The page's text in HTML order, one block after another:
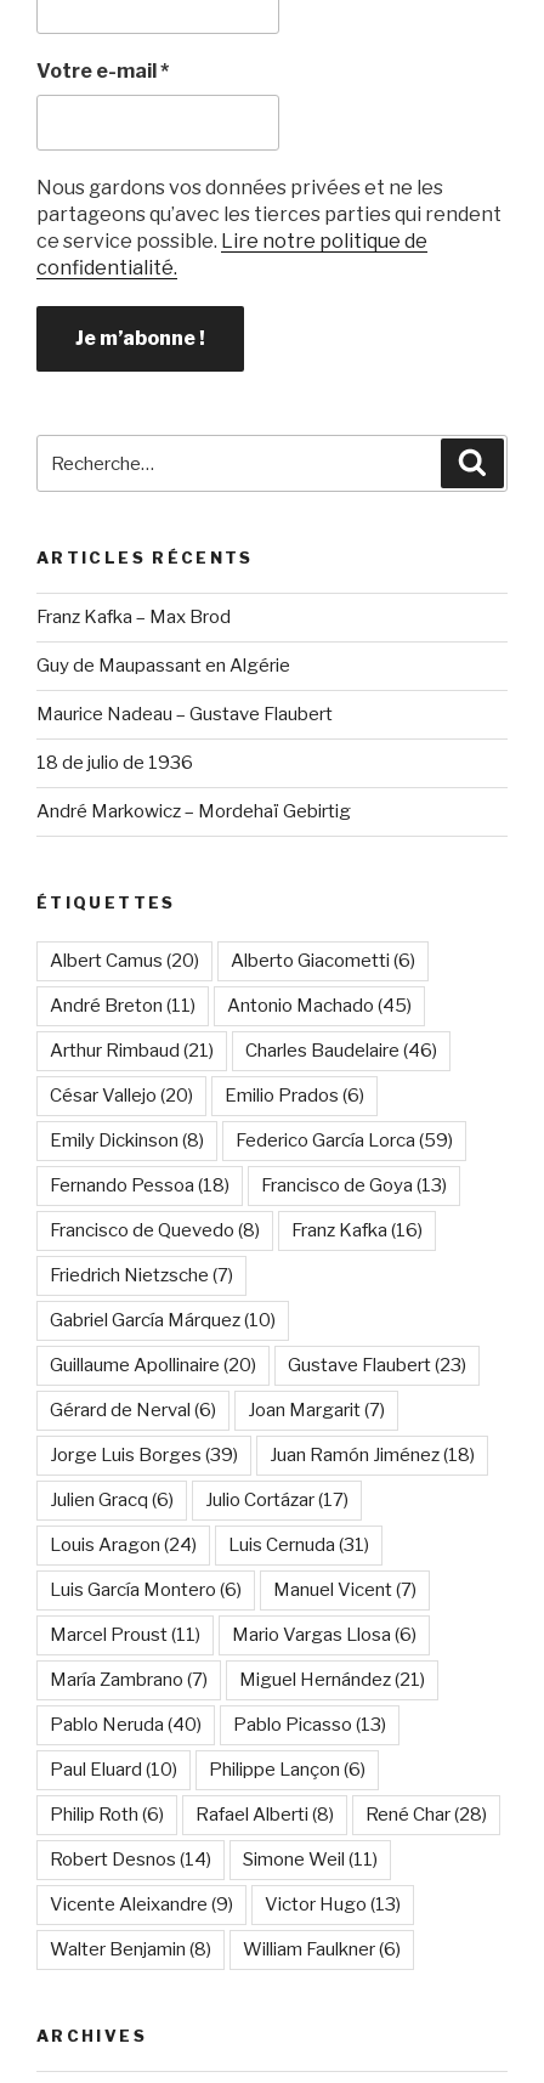
Votre e-mail*
Nous gardons vos données privées et ne les
partageons qu’avec les tierces parties qui rendent
ce service possible. Lire notre politique de
confidentialité.
ARTICLES RÉCENTS
Franz Kafka – Max Brod
Guy de Maupassant en Algérie
Maurice Nadeau – Gustave Flaubert
18 de julio de 1936
André Markowicz – Mordehaï Gebirtig
ÉTIQUETTES
Albert Camus (20) Alberto Giacometti (6)
André Breton (11) Antonio Machado (45)
Arthur Rimbaud (21) Charles Baudelaire (46)
César Vallejo (20) Emilio Prados (6)
Emily Dickinson (8) Federico García Lorca (59)
Fernando Pessoa (18) Francisco de Goya (13)
Francisco de Quevedo (8) Franz Kafka (16)
Friedrich Nietzsche (7)
Gabriel García Márquez(10)
Guillaume Apollinaire (20) Gustave Flaubert(23)
Gérard de Nerval (6) Joan Margarit(7)
Jorge Luis Borges (39) Juan Ramón Jiménez(18)
Julien Gracq (6) Julio Cortázar(17)
Louis Aragon (24) Luis Cernuda (31)
Luis García Montero (6) Manuel Vicent(7)
Marcel Proust(11) Mario Vargas Llosa (6)
María Zambrano (7) Miguel Hernández(21)
Pablo Neruda (40) Pablo Picasso (13)
Paul Eluard (10) Philippe Lançon (6)
Philip Roth (6) Rafael Alberti (8) René Char(28)
Robert Desnos (14) Simone Weil (11)
Vicente Aleixandre (9) Victor Hugo (13)
Walter Benjamin (8) William Faulkner(6)
ARCHIVES